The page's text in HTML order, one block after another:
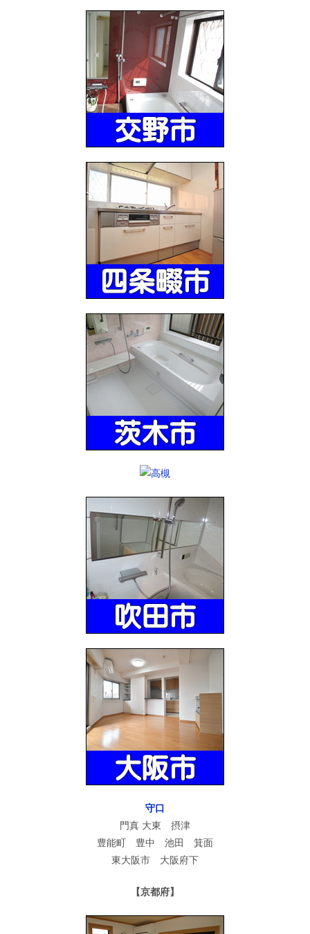
守口
門真 大東 摂津
豊能町 豊中 池田 箕面
東大阪市 大阪府下
【京都府】